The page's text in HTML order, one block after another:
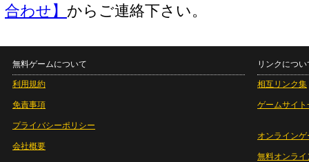
合わせ】 からご連絡下さい。
無料ゲームについて
利用規約
免責事項
プライバシーポリシー
会社概要
リンクについ
相互リンク集
ゲームサイト
オンラインゲ
無料オンライ